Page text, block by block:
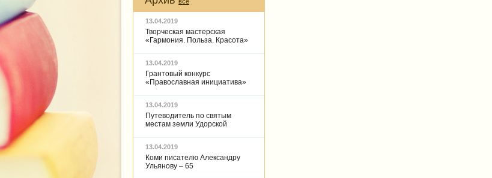
13.04.2019
Творческая мастерская
«Гармония. Польза. Красота»
13.04.2019
Грантовый конкурс
«Православная инициатива»
13.04.2019
Путеводитель по святым
местам земли Удорской
13.04.2019
Коми писателю Александру
Ульянову – 65